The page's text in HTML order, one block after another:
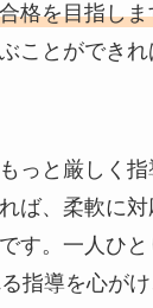
格を目指しま
ことができ
っと厳しく指
ば、柔軟に対
す。一人ひ
指導を心が